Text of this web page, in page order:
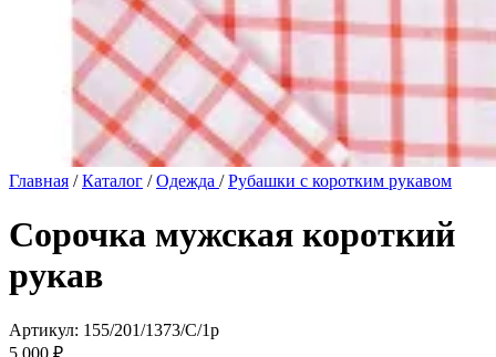
Главная / Каталог / Одежда / Рубашки с коротким рукавом
Сорочка мужская короткий
рукав
Артикул: 155/201/1373/C/1p
5 000 ₽